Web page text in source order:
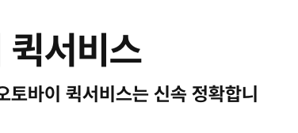
퀵서비스
토바이 퀵서비스는 신속 정확합니